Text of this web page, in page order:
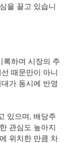
을 끌고 있습니
록하며 시장의 주
때문만이 아니
가 동시에 반영
있으며, 배당주
관심도 높아지
위치한 만큼 차